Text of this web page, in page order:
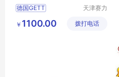
应】
德国GETT
GETT工业鼠标
天津赛力
科技有限
￥ 1100.00 拨打电话